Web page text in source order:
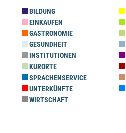
BILDUNG
EINKAUFEN
GASTRONOMIE
GESUNDHEIT
INSTITUTIONEN
KURORTE
SPRACHENSERVICE
UNTERKÜNFTE
WIRTSCHAFT